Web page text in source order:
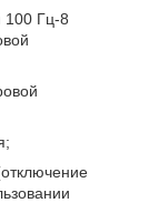
100 Гц-8